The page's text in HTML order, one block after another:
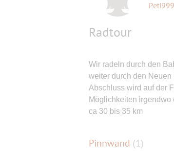
Peti999
Radtour
Wir radeln durch den
weiter durch den Neuen
Abschluss wird auf der
Möglichkeiten
ca 30 bis 35 km
Pinnwand (1)